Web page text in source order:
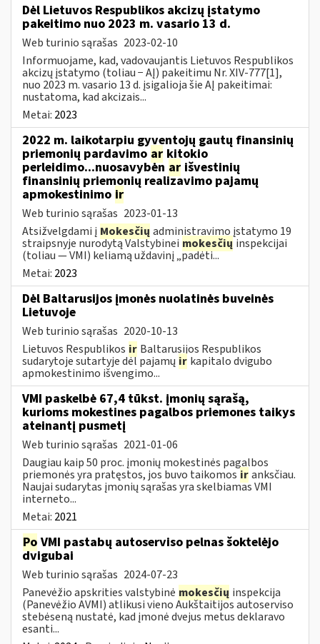
Dėl Lietuvos Respublikos akcizų įstatymo
pakeitimo nuo 2023 m. vasario 13 d.
Web turinio sąrašas 2023-02-10
Informuojame, kad, vadovaujantis Lietuvos Respublikos
akcizų įstatymo (toliau − AĮ) pakeitimu Nr. XIV-777[1],
nuo 2023 m. vasario 13 d. įsigalioja šie AĮ pakeitimai:
nustatoma, kad akcizais...
Metai: 2023
2022 m. laikotarpiu gyventojų gautų finansinių
priemonių pardavimo ar kitokio
perleidimo...nuosavybėn ar išvestinių
finansinių priemonių realizavimo pajamų
apmokestinimo ir
Web turinio sąrašas 2023-01-13
Atsižvelgdami į Mokesčių administravimo įstatymo 19
straipsnyje nurodytą Valstybinei mokesčių inspekcijai
(toliau — VMI) keliamą uždavinį „padėti...
Metai: 2023
Dėl Baltarusijos įmonės nuolatinės buveinės
Lietuvoje
Web turinio sąrašas 2020-10-13
Lietuvos Respublikos ir Baltarusijos Respublikos
sudarytoje sutartyje dėl pajamų ir kapitalo dvigubo
apmokestinimo išvengimo...
VMI paskelbė 67,4 tūkst. įmonių sąrašą,
kurioms mokestines pagalbos priemones taikys
ateinantį pusmetį
Web turinio sąrašas 2021-01-06
Daugiau kaip 50 proc. įmonių mokestinės pagalbos
priemonės yra pratęstos, jos buvo taikomos iranksčiau.
Naujai sudarytas įmonių sąrašas yra skelbiamas VMI
interneto...
Metai: 2021
Po VMI pastabų autoserviso pelnas šoktelėjo
dvigubai
Web turinio sąrašas 2024-07-23
Panevėžio apskrities valstybinė mokesčių inspekcija
(Panevėžio AVMI) atlikusi vieno Aukštaitijos autoserviso
stebėseną nustatė, kad įmonė dvejus metus deklaravo
esanti...